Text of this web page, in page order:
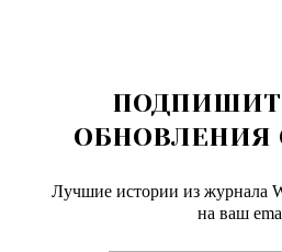
ОБНОВЛЕНИЯ
Лучшие истории из журнала
на ваш